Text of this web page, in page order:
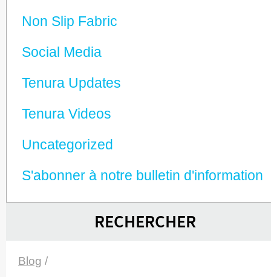
Non Slip Fabric
Social Media
Tenura Updates
Tenura Videos
Unca­tego­rized
S'abonner à notre bulletin d'information
RECHERCHER
Blog /